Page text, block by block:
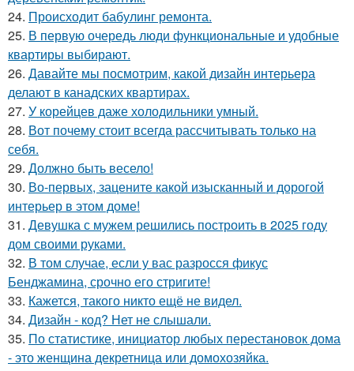
24. Происходит бабулинг ремонта.
25. В первую очередь люди функциональные и удобные
квартиры выбирают.
26. Давайте мы посмотрим, какой дизайн интерьера
делают в канадских квартирах.
27. У корейцев даже холодильники умный.
28. Вот почему стоит всегда рассчитывать только на
себя.
29. Должно быть весело!
30. Во-первых, зацените какой изысканный и дорогой
интерьер в этом доме!
31. Девушка с мужем решились построить в 2025 году
дом своими руками.
32. В том случае, если у вас разросся фикус
Бенджамина, срочно его стригите!
33. Кажется, такого никто ещё не видел.
34. Дизайн - код? Нет не слышали.
35. По статистике, инициатор любых перестановок дома
- это женщина декретница или домохозяйка.